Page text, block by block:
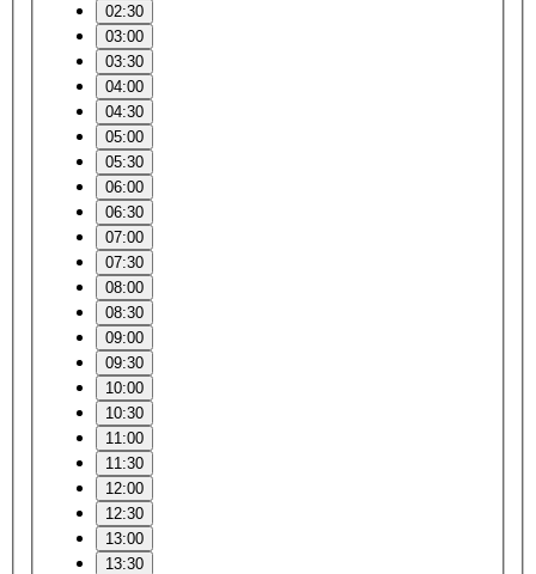
02:30
03:00
03:30
04:00
04:30
05:00
05:30
06:00
06:30
07:00
07:30
08:00
08:30
09:00
09:30
10:00
10:30
11:00
11:30
12:00
12:30
13:00
13:30